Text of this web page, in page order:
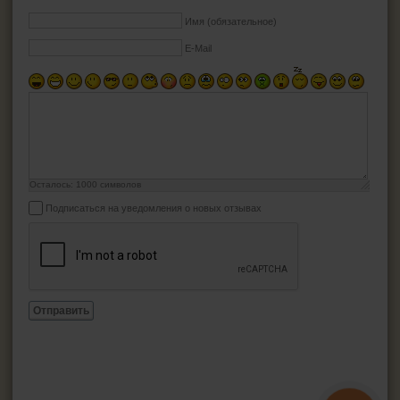
Имя (обязательное)
E-Mail
Осталось: 1000 символов
Подписаться на уведомления о новых отзывах
Отправить